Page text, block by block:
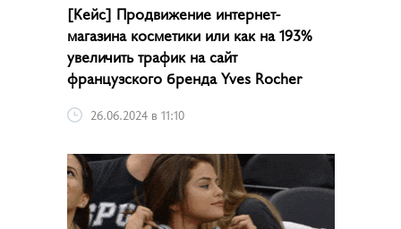
[Кейс] Продвижение интернет-
магазина косметики или как на 193%
увеличить трафик на сайт
французского бренда Yves Rocher
26.06.2024 в 11:10